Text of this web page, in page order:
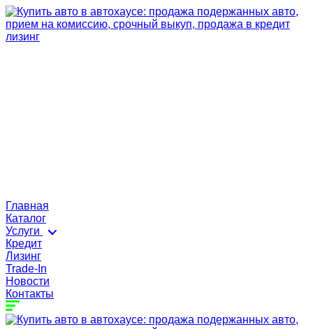
Главная
Каталог
Услуги
Кредит
Лизинг
Trade-In
Новости
Контакты